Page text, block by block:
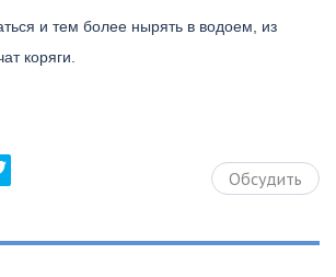
и тем более нырять в водоем, из
коряги.
Обсудить